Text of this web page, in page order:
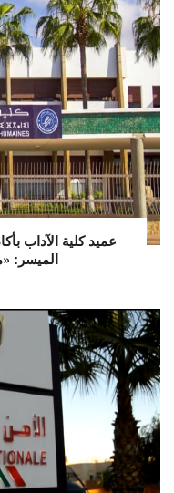
عميد كلية الآداب
الميسر: